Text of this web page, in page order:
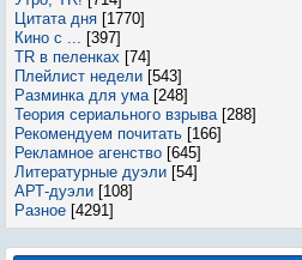
Цитата дня [1770]
Кино с ... [397]
TR в пеленках [74]
Плейлист недели [543]
Разминка для ума [248]
Теория сериального взрыва [288]
Рекомендуем почитать [166]
Рекламное агенство [645]
Литературные дуэли [54]
АРТ-дуэли [108]
Разное [4291]